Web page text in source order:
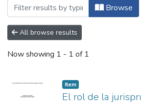
Browse
All browse results
Now showing 1 - 1 of 1
Item
El rol de la